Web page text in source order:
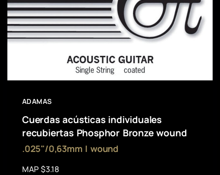
ADAMAS
Cuerdas acústicas individuales
recubiertas Phosphor Bronze wound
.025"/0,63mm | wound
MAP $3.18